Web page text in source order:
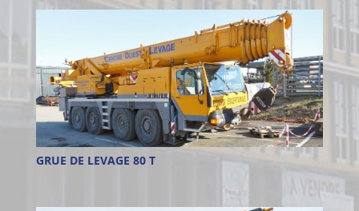
GRUE DE LEVAGE 80 T